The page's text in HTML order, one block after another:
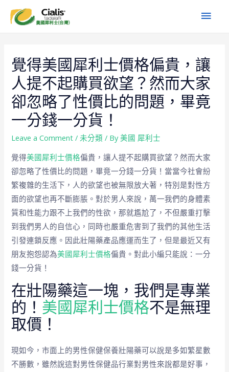
覺得美國犀利士價格偏貴，讓
人提不起購買欲望？然而大家
卻忽略了性價比的問題，畢竟
一分錢一分貨！
Leave a Comment / 未分類 / By美國 犀利士
覺得美國犀利士價格偏貴，讓人提不起購買欲望？然而大家
卻忽略了性價比的問題，畢竟一分錢一分貨！當當今社會紛
繁複雜的生活下，人的欲望也被無限放大著，特別是對性方
面的欲望也再不斷膨脹。對於男人來說，萬一我們的身體素
質和性能力跟不上我們的性欲，那就尷尬了，不但嚴重打擊
到我們男人的自信心，同時也嚴重危害到了我們的其他生活
引發連鎖反應。因此壯陽藥產品應運而生了，但是最近又有
朋友抱怨認為美國犀利士價格偏貴。對此小編只能說：一分
錢一分貨！
在壯陽藥這一塊，我們是專業
的！ 美國犀利士價格不是無理
取價！
現如今，市面上的男性保健保養壯陽藥可以說是多如繁星數
不勝數，雖然說這對男性保健品行業對男性來說都是好事，